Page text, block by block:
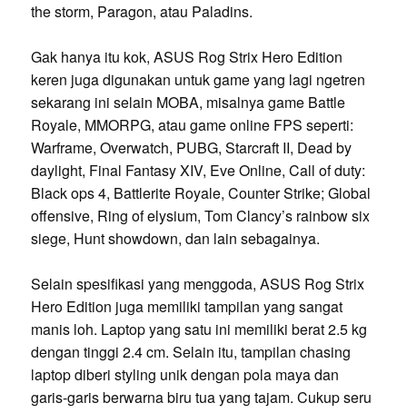
the storm, Paragon, atau Paladins.
Gak hanya itu kok, ASUS Rog Strix Hero Edition
keren juga digunakan untuk game yang lagi ngetren
sekarang ini selain MOBA, misalnya game Battle
Royale, MMORPG, atau game online FPS seperti:
Warframe, Overwatch, PUBG, Starcraft II, Dead by
daylight, Final Fantasy XIV, Eve Online, Call of duty:
Black ops 4, Battlerite Royale, Counter Strike; Global
offensive, Ring of elysium, Tom Clancy’s rainbow six
siege, Hunt showdown, dan lain sebagainya.
Selain spesifikasi yang menggoda, ASUS Rog Strix
Hero Edition juga memiliki tampilan yang sangat
manis loh. Laptop yang satu ini memiliki berat 2.5 kg
dengan tinggi 2.4 cm. Selain itu, tampilan chasing
laptop diberi styling unik dengan pola maya dan
garis-garis berwarna biru tua yang tajam. Cukup seru